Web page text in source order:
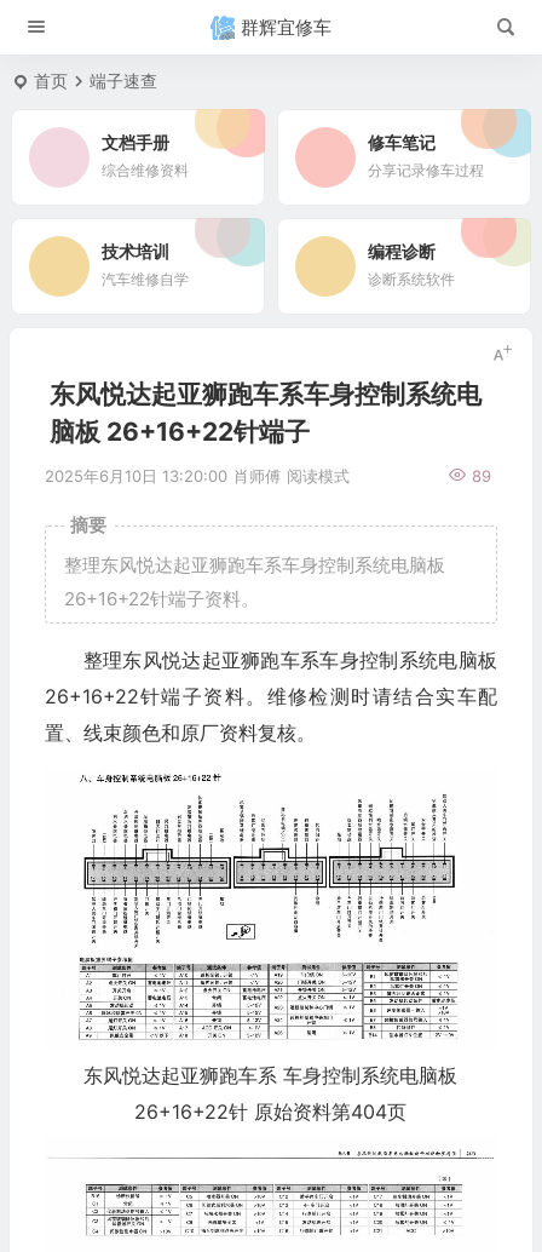
群辉宜修车
首页 端子速查
文档手册
综合维修资料
修车笔记
分享记录修车过程
技术培训
汽车维修自学
编程诊断
诊断系统软件
东风悦达起亚狮跑车系车身控制系统电
脑板 26+16+22针端子
2025年6月10日 13:20:00 肖师傅 89
阅读模式
摘要
整理东风悦达起亚狮跑车系车身控制系统电脑板
26+16+22针端子资料。
整理东风悦达起亚狮跑车系车身控制系统电脑板
26+16+22针端子资料。维修检测时请结合实车配
置、线束颜色和原厂资料复核。
东风悦达起亚狮跑车系 车身控制系统电脑板
26+16+22针 原始资料第404页